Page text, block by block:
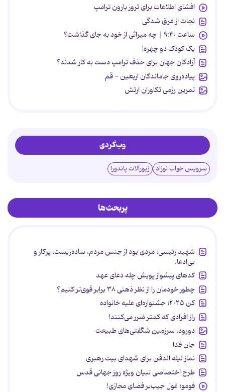
افشای اطلاعات برای ترور بارون ترامپ
نجات از غرق شدگی
ساعت ۹:۴۰ | چه میراثی از خود به جای گذاشت؟
یک کودک دو چهره!
آزادگان جهان برای حذف ترامپ دست به کار شدند؟
پیاده‌روی جاماندگان اربعین - قم
تمرین رزمی تکاوران ارتش
وب‌گردی
سرویس خواب نوزاد زیورآلات پاندورا
پربحث‌ها
شهید رئیسی، مردی بود از جنس مردم، ساده‌زیست، پرکار و
بی‌ادعا.
کدهای پیشواز پویش چله دعای عهد
چطور خودمان را از نظر ذهنی ۳۸ برابر قوی‌تر کنیم؟
کن ۲۰۲۵؛ جشنواره‌ای علیه خانواده
راز افرادی که کمتر ضرر می‌کنند!
دورود، سرزمین شگفتی‌های طبیعت
جان فدا
نماز لیله الدفن برای شهدای بیت رهبری
طرح اختصاصی تبیان ویژه روز جهانی قدس
فومو؛ غول جیب‌بر فضای مجازی!